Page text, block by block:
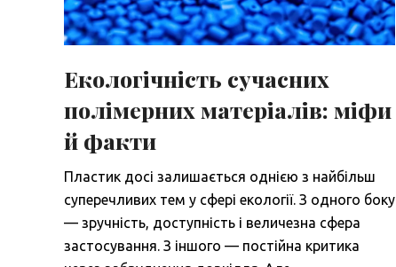
Екологічність сучасних
полімерних матеріалів: міфи
й факти
Пластик досі залишається однією з найбільш
суперечливих тем у сфері екології. З одного боку
— зручність, доступність і величезна сфера
застосування. З іншого — постійна критика